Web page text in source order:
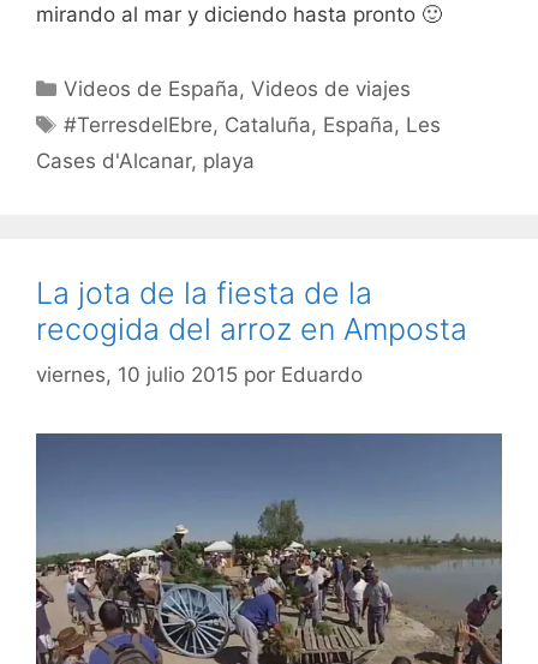
mirando al mar y diciendo hasta pronto 🙂
Categorías
Videos de España,Videos de viajes
Etiquetas
#TerresdelEbre, Cataluña, España, Les
Cases d'Alcanar, playa
La jota de la fiesta de la
recogida del arroz en Amposta
viernes, 10 julio 2015 por Eduardo